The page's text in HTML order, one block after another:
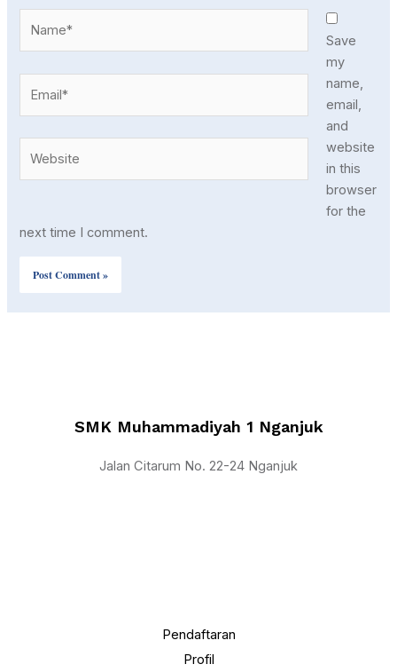
Save
my
name,
email,
and
website
in this
browser
for the
next time I comment.
SMK Muhammadiyah 1 Nganjuk
Jalan Citarum No. 22-24 Nganjuk
Pendaftaran
Profil